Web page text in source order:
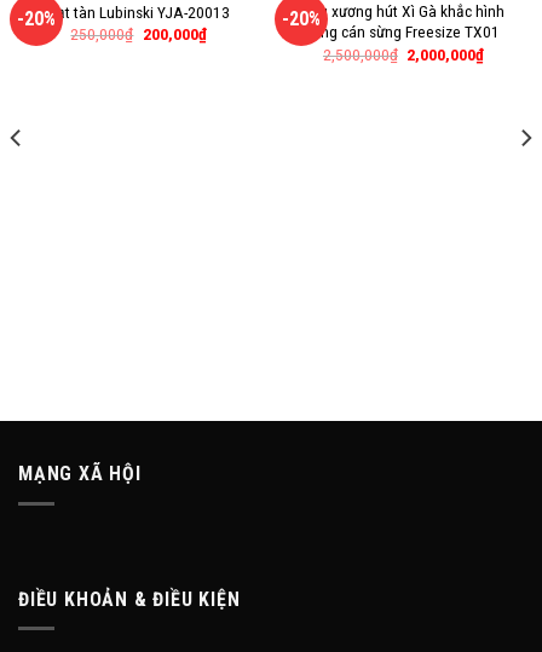
-20%Gạt tàn Lubinski YJA-20013
250,000₫ 200,000₫
-20%Tẩu xương hút Xì Gà khắc hình
rồng cán sừng Freesize TX01
2,500,000₫ 2,000,000₫
MẠNG XÃ HỘI
ĐIỀU KHOẢN & ĐIỀU KIỆN